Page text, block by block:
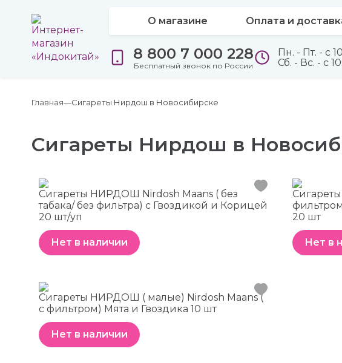
О магазине Оплата и
8 800 7 000 228
Бесплатный звонок по России
Пн. - Пт. - с
Сб. - Вс. - с
Главная Сигареты Нирдош в Новосибирске
Сигареты Нирдош в
Сигареты НИРДОШ Nirdosh Maans ( без
табака/ без фильтра) с Гвоздикой и Корицей
20 шт/уп
Нет в наличии
20 шт
Нет в
Сигареты НИРДОШ ( малые) Nirdosh Maans (
с фильтром) Мята и Гвоздика 10 шт
Нет в наличии